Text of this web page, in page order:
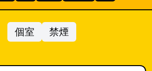
個室 禁煙